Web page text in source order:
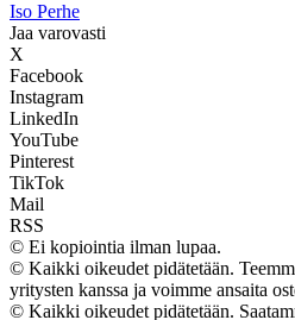
Iso Perhe
Jaa varovasti
X
Facebook
Instagram
LinkedIn
YouTube
Pinterest
TikTok
Mail
RSS
© Ei kopiointia ilman lupaa.
© Kaikki oikeudet pidätetään.
yritysten kanssa ja voimme ansaita
© Kaikki oikeudet pidätetään.